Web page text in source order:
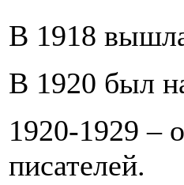
В 1918
В 1920 был
1920-1929 –
писателей.